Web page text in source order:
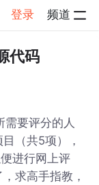
登录 频道
代码
要评分的人
（共5项），
进行网上评
求高手指教，